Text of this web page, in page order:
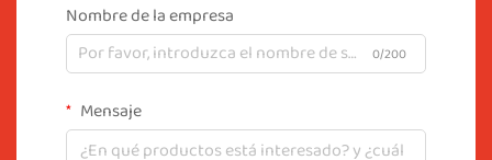
Nombre de la empresa
0/200
Mensaje